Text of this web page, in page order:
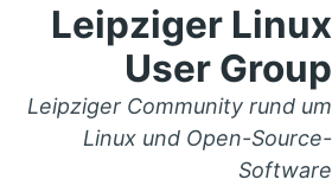
Leipziger Linux
User Group
Leipziger Community rund um
Linux und Open-Source-
Software